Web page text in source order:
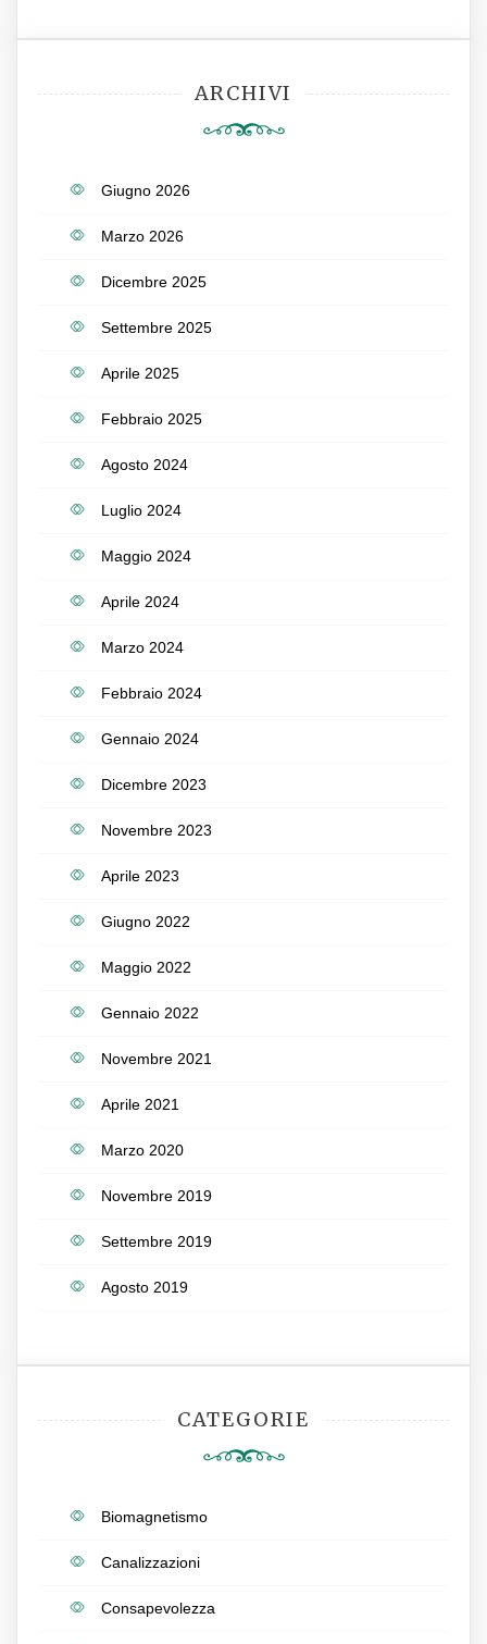
ARCHIVI
Giugno 2026
Marzo 2026
Dicembre 2025
Settembre 2025
Aprile 2025
Febbraio 2025
Agosto 2024
Luglio 2024
Maggio 2024
Aprile 2024
Marzo 2024
Febbraio 2024
Gennaio 2024
Dicembre 2023
Novembre 2023
Aprile 2023
Giugno 2022
Maggio 2022
Gennaio 2022
Novembre 2021
Aprile 2021
Marzo 2020
Novembre 2019
Settembre 2019
Agosto 2019
CATEGORIE
Biomagnetismo
Canalizzazioni
Consapevolezza